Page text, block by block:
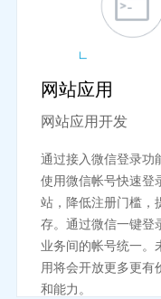
网站应用
网站应用开发
通过接入微信登录功
使用微信帐号快速登
站，降低注册门槛，
存。通过微信一键登
业务间的帐号统一。
用将会开放更多更有
和能力。